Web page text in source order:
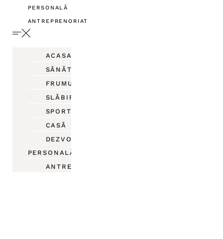
PERSONALĂ
ANTREPRENORIAT
ACASA
SĂNĂTATE
FRUMUSEȚE
SLĂBIRE
SPORT
CASĂ
DEZVOLTARE
PERSONALĂ
ANTREPRENORIAT